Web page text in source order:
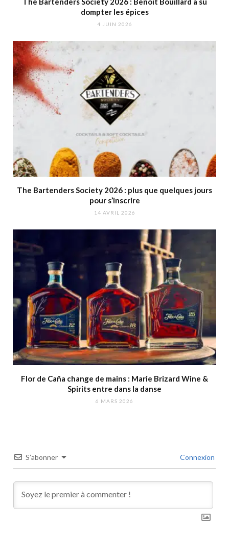
dompter les épices
4 JUIN 2026
The Bartenders Society 2026 : plus que quelques jours
pour s’inscrire
14 AVRIL 2026
Flor de Caña change de mains : Marie Brizard Wine &
Spirits entre dans la danse
6 MARS 2026
S’abonner Connexion